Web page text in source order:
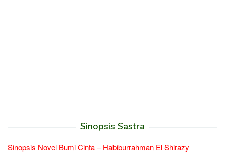
Sinopsis Sastra
Sinopsis Novel Bumi Cinta – Habiburrahman El Shirazy